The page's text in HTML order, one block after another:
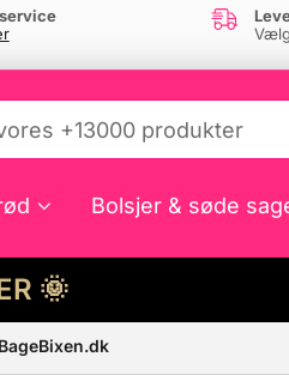
Bolsjer & søde
🌞
din interesse?